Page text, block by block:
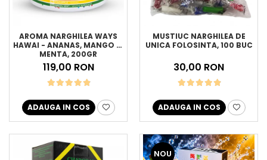
AROMA NARGHILEA WAYS
HAWAI - ANANAS, MANGO SI
MENTA, 200GR
119,00 RON
ADAUGA IN COS
MUSTIUC NARGHILEA DE
UNICA FOLOSINTA, 100 BUC
30,00 RON
ADAUGA IN COS
NOU